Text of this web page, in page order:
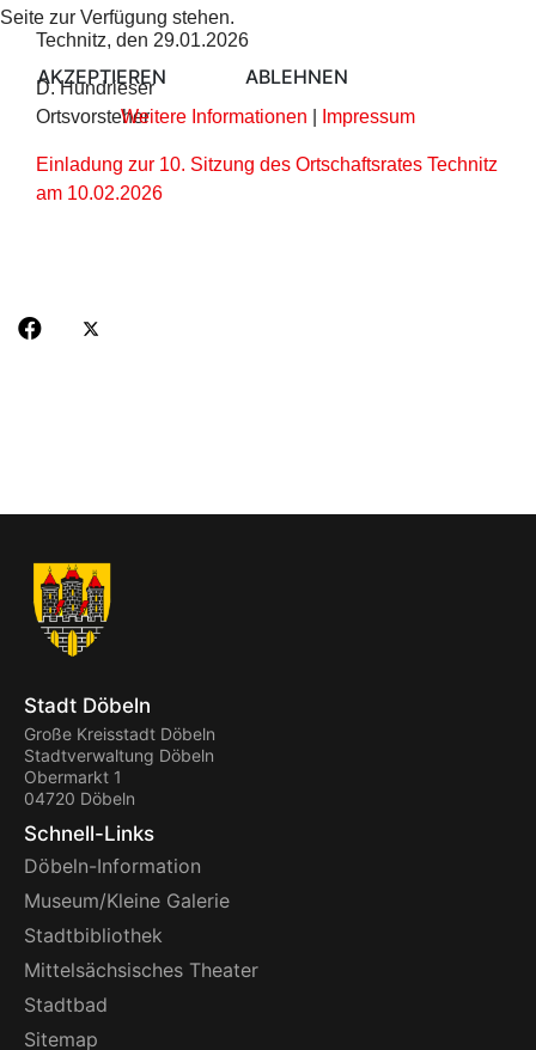
Technitz, den 29.01.2026
D. Hundrieser
Ortsvorsteher
Einladung zur 10. Sitzung des Ortschaftsrates Technitz
am 10.02.2026
Stadt Döbeln
Große Kreisstadt Döbeln
Stadtverwaltung Döbeln
Obermarkt 1
04720 Döbeln
Schnell-Links
Döbeln-Information
Museum/Kleine Galerie
Stadtbibliothek
Mittelsächsisches Theater
Stadtbad
Sitemap
Seite zur Verfügung stehen.
AKZEPTIEREN ABLEHNEN
Weitere Informationen Impressum